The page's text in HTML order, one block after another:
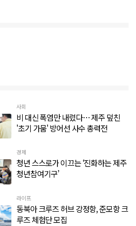
사회
비 대신 폭염만 내렸다… 제주 덮친
'초기 가뭄' 방어선 사수 총력전
경제
청년 스스로가 이끄는 ‘진화하는 제주
청년참여기구’
라이프
동북아 크루즈 허브 강정항, 준모항 크
루즈 체험단 모집